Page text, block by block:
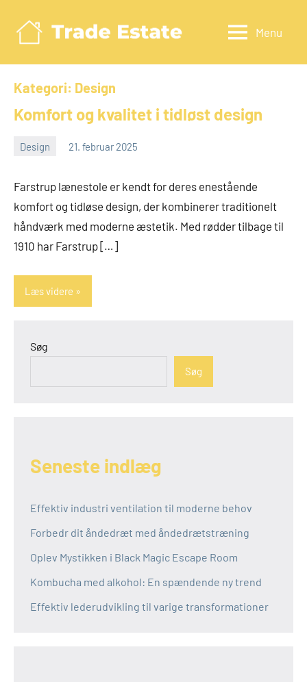
indhold
Menu
Kategori: Design
Komfort og kvalitet i tidløst design
Design 21. februar 2025
admin
Farstrup lænestole er kendt for deres enestående
komfort og tidløse design, der kombinerer traditionelt
håndværk med moderne æstetik. Med rødder tilbage til
1910 har Farstrup […]
Læs videre
Søg
Søg
Seneste indlæg
Effektiv industri ventilation til moderne behov
Forbedr dit åndedræt med åndedrætstræning
Oplev Mystikken i Black Magic Escape Room
Kombucha med alkohol: En spændende ny trend
Effektiv lederudvikling til varige transformationer